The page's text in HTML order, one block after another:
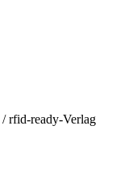
/rfid-ready-Verlag